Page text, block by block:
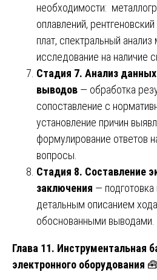
необходимости:
оплавлений,
плат, спектральный анализ
исследование на наличие
Стадия 7. Анализ
выводов — обработка
сопоставление с
установление причин
формулирование ответов
вопросы.
Стадия 8. Составление
заключения — подготовка
детальным описанием
обоснованными выводами.
Глава 11. Инструментальная
электронного оборудования